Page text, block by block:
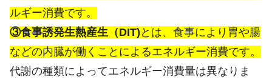
ルギー消費です。
③食事誘発生熱産生（DIT) とは、食事により胃や腸
などの内臓が働くことによるエネルギー消費です。
代謝の種類によってエネルギー消費量は異なりま